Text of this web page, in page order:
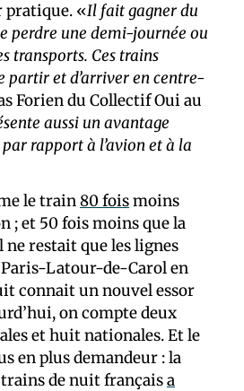
pratique. «Il fait gagner du
perdre une demi-journée ou
transports. Ces trains
partir et d’arriver en centre-
Forien du Collectif Oui au
aussi un avantage
rapport à l’avion et à la
le train80 foismoins
; et 50 fois moins que la
restait que les lignes
Latour-de-Carol en
connait un nouvel essor
on compte deux
et huit nationales. Et le
en plus demandeur : la
de nuit françaisa